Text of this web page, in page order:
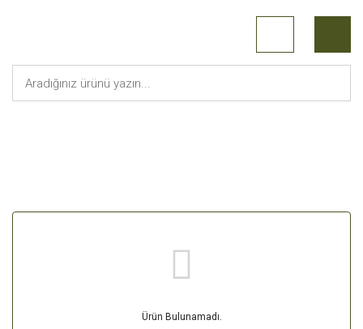
Ürün Bulunamadı.